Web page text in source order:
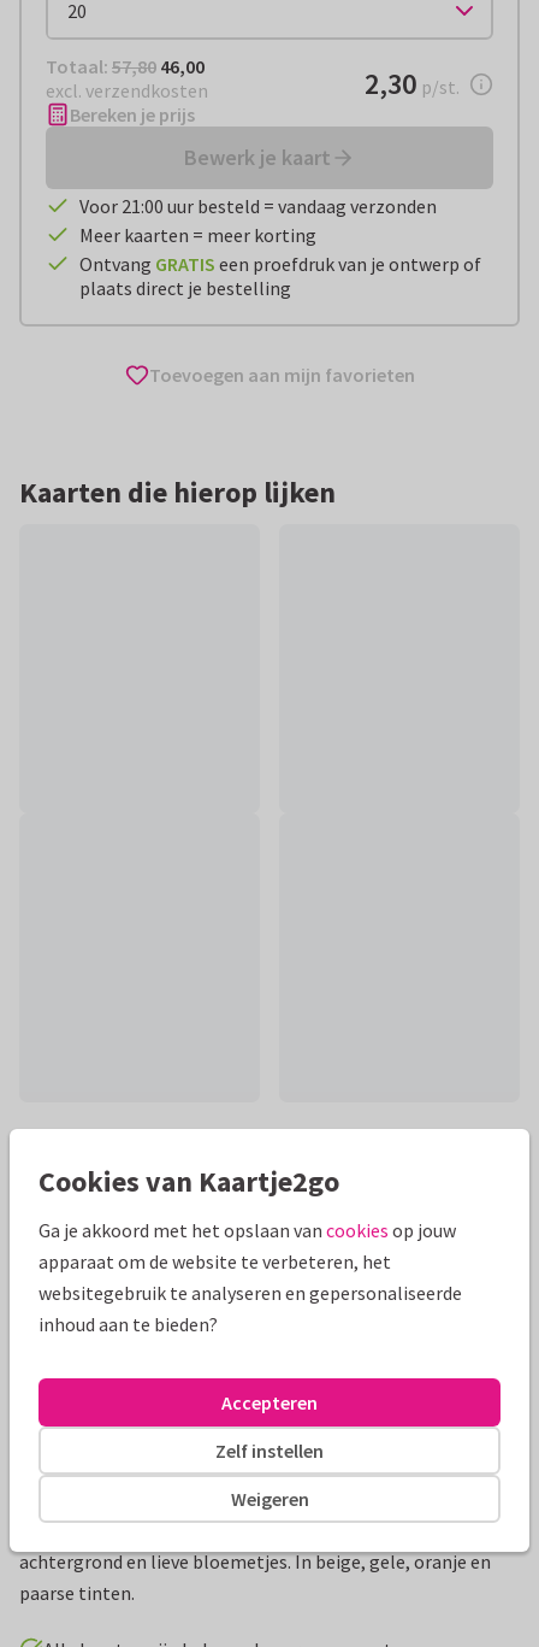
Totaal: € 46,00
Totaal: 57,80 46,00
excl. verzendkosten
€ 2,30per stuk
2,30 p/st.
Bereken je prijs
Bewerk je kaart
Voor 21:00 uur besteld = vandaag verzonden
Meer kaarten = meer korting
Ontvang GRATIS een proefdruk van je ontwerp of
plaats direct je bestelling
Toevoegen aan mijn favorieten
Kaarten die hierop lijken
Mooie extra's bij je kaart
Productinformatie
Natuurlijke vierkante geboortekaartjes met papier textuur
achtergrond en lieve bloemetjes. In beige, gele, oranje en
paarse tinten.
Cookies van Kaartje2go
Ga je akkoord met het opslaan van cookies op jouw
apparaat om de website te verbeteren, het
websitegebruik te analyseren en gepersonaliseerde
inhoud aan te bieden?
Weigeren
Zelf instellen
Accepteren